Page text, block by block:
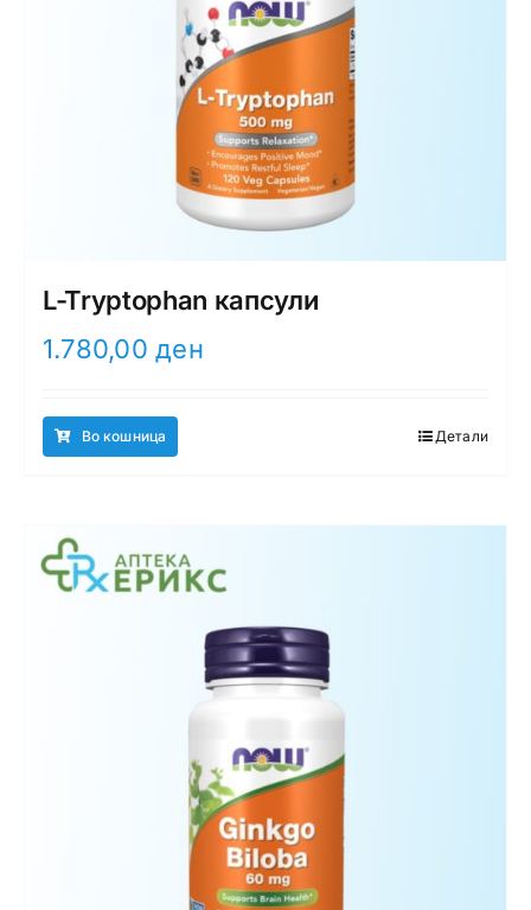
L-Tryptophan капсули
1.780,00ден
Во кошница Детали